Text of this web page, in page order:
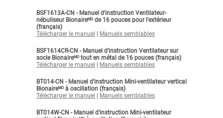
BSF1613A-CN - Manuel d'instruction Ventilateur-
nébuliseur Bionaireᴹᴰ de 16 pouces pour l'extérieur
(français)
Télécharger le manuel
Manuels semblables
BSF1614CR-CN - Manuel d'instruction Ventilateur sur
socle Bionaireᴹᴰ tout en métal de 16 pouces (français)
Télécharger le manuel
Manuels semblables
BT014-CN - Manuel d'instruction Mini-ventilateur vertical
Bionaireᴹᴰ à oscillation (français)
Télécharger le manuel
Manuels semblables
BT014W-CN - Manuel d'instruction Mini-ventilateur